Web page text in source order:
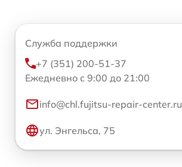
Служба поддержки
+7 (351) 200-51-37
Ежедневно с 9:00 до 21:00
info@chl.fujitsu-repair-center.ru
ул. Энгельса, 75